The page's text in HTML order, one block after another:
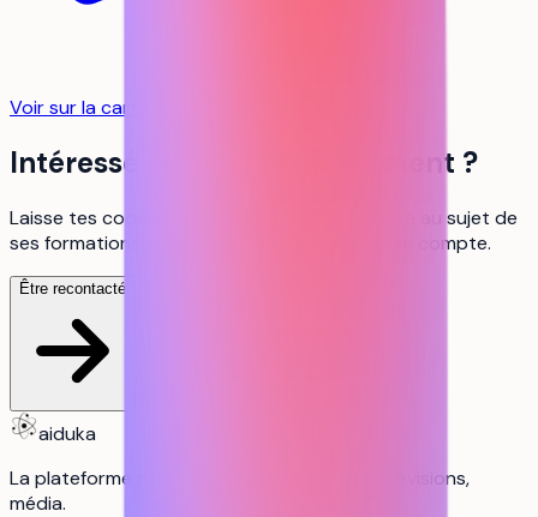
Voir sur la carte
Intéressé par cet établissement ?
Laisse tes coordonnées pour être recontacté au sujet de
ses formations, c'est gratuit, sans création de compte.
Être recontacté
aiduka
La plateforme n°1 des lycéens : orientation, révisions,
média.